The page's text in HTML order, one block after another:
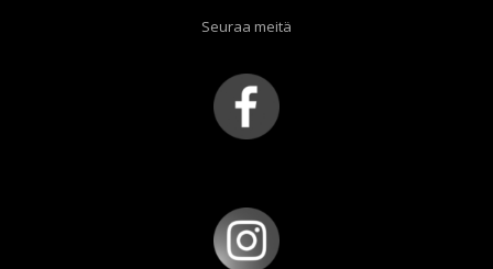
Seuraa meitä